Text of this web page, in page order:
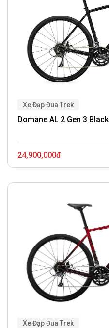
Xe Đạp Đua Trek
Domane AL 2 Gen 3 Black
24,900,000đ
Xe Đạp Đua Trek